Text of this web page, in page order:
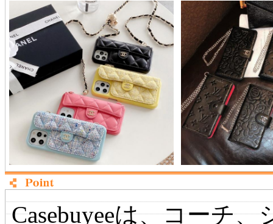
Casebuyeeは、コーチ